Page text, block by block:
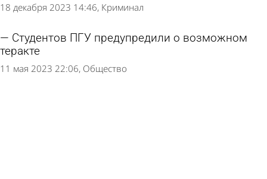
18 декабря 2023 14:46 Криминал
Студентов ПГУ предупредили о возможном
теракте
11 мая 2023 22:06 Общество